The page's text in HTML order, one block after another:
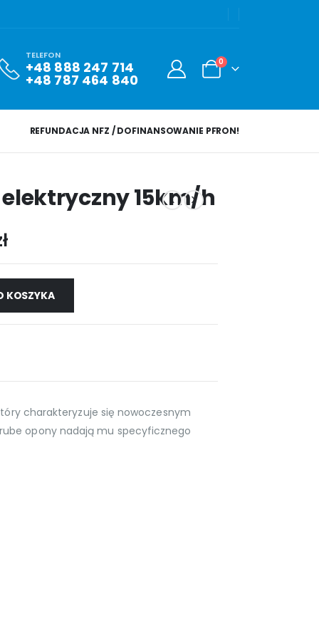
TELEFON
+48 888 247 714
+48 787 464 840
0
REFUNDACJA NFZ / DOFINANSOWANIE PFRON!
elektryczny 15km/h
KOSZYKA
charakteryzuje się nowoczesnym
opony nadają mu specyficznego